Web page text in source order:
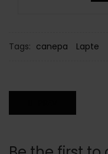
Tags: canepa Lapte